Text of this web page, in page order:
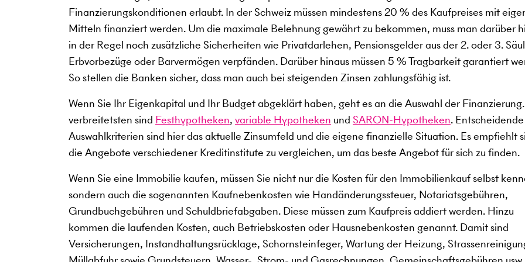
Finanzierungskonditionen erlaubt. In der Schweiz müssen mindestens 20 % des Kaufpreises mit
Mitteln finanziert werden. Um die maximale Belehnung gewährt zu bekommen, muss man darüber
in der Regel noch zusätzliche Sicherheiten wie Privatdarlehen, Pensionsgelder aus der 2. oder 3.
Erbvorbezüge oder Barvermögen verpfänden. Darüber hinaus müssen 5 % Tragbarkeit garantiert
So stellen die Banken sicher, dass man auch bei steigenden Zinsen zahlungsfähig ist.
Wenn Sie Ihr Eigenkapital und Ihr Budget abgeklärt haben, geht es an die Auswahl der
verbreitetsten sind Festhypotheken, variable Hypotheken und SARON-Hypotheken. Entscheidende
Auswahlkriterien sind hier das aktuelle Zinsumfeld und die eigene finanzielle Situation. Es empfiehlt
die Angebote verschiedener Kreditinstitute zu vergleichen, um das beste Angebot für sich zu finden.
Wenn Sie eine Immobilie kaufen, müssen Sie nicht nur die Kosten für den Immobilienkauf selbst
sondern auch die sogenannten Kaufnebenkosten wie Handänderungssteuer, Notariatsgebühren,
Grundbuchgebühren und Schuldbriefabgaben. Diese müssen zum Kaufpreis addiert werden. Hinzu
kommen die laufenden Kosten, auch Betriebskosten oder Hausnebenkosten genannt. Damit sind
Versicherungen, Instandhaltungsrücklage, Schornsteinfeger, Wartung der Heizung,